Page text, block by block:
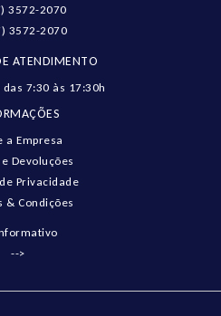
3572-2070
3572-2070
ATENDIMENTO
7:30 às 17:30h
a Empresa
Devoluções
Privacidade
& Condições
-->